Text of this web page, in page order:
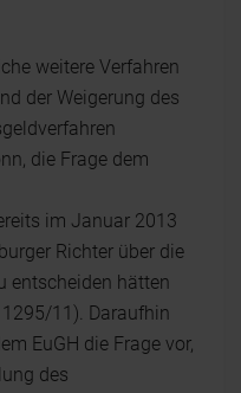
weitere Verfahren
der Weigerung des
die Frage dem
im Januar 2013
Richter über die
entscheiden hätten
11). Daraufhin
EuGH die Frage vor,
des